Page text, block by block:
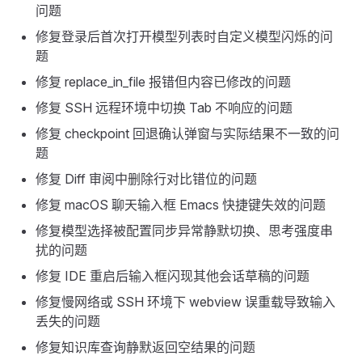
问题
修复登录后首次打开模型列表时自定义模型闪烁的问
题
修复 replace_in_file 报错但内容已修改的问题
修复 SSH 远程环境中切换 Tab 不响应的问题
修复 checkpoint 回退确认弹窗与实际结果不一致的问
题
修复 Diff 审阅中删除行对比错位的问题
修复 macOS 聊天输入框 Emacs 快捷键失效的问题
修复模型选择被配置同步异常静默切换、思考强度串
扰的问题
修复 IDE 重启后输入框闪现其他会话草稿的问题
修复慢网络或 SSH 环境下 webview 误重载导致输入
丢失的问题
修复知识库查询静默返回空结果的问题